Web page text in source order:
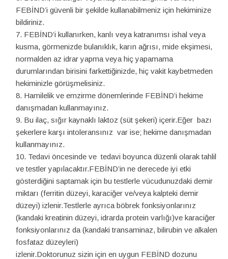
FEBİND’i güvenli bir şekilde kullanabilmeniz için hekiminize
bildiriniz.
FEBİND’i kullanırken, kanlı veya katranımsı ishal veya
kusma, görmenizde bulanıklık, karın ağrısı, mide ekşimesi,
normalden az idrar yapma veya hiç yapamama
durumlarından birisini farkettiğinizde, hiç vakit kaybetmeden
hekiminizle görüşmelisiniz.
Hamilelik ve emzirme dönemlerinde FEBİND’i hekime
danışmadan kullanmayınız.
Bu ilaç, sığır kaynaklı laktoz (süt şekeri) içerir.Eğer bazı
şekerlere karşı intoleransınız var ise; hekime danışmadan
kullanmayınız.
Tedavi öncesinde ve tedavi boyunca düzenli olarak tahlil
ve testler yapılacaktır.FEBİND’in ne derecede iyi etki
gösterdiğini saptamak için bu testlerle vücudunuzdaki demir
miktarı (ferritin düzeyi, karaciğer ve/veya kalpteki demir
düzeyi) izlenir.Testlerle ayrıca böbrek fonksiyonlarınız
(kandaki kreatinin düzeyi, idrarda protein varlığı)ve karaciğer
fonksiyonlarınız da (kandaki transaminaz, bilirubin ve alkalen
fosfataz düzeyleri)
izlenir.Doktorunuz sizin için en uygun FEBİND dozunu